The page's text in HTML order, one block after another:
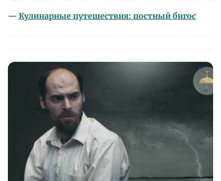
— Кулинарные путешествия: постный бигос